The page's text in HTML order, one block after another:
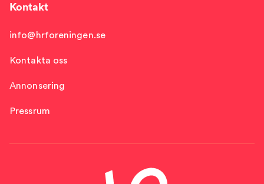
Kontakt
info@hrforeningen.se
Kontakta oss
Annonsering
Pressrum